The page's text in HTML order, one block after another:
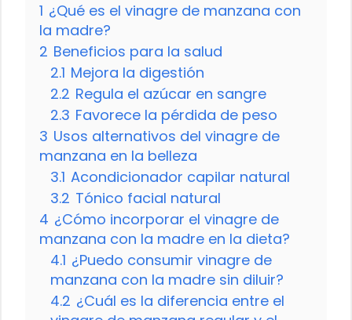
1 ¿Qué es el vinagre de manzana con
la madre?
2 Beneficios para la salud
2.1 Mejora la digestión
2.2 Regula el azúcar en sangre
2.3 Favorece la pérdida de peso
3 Usos alternativos del vinagre de
manzana en la belleza
3.1 Acondicionador capilar natural
3.2 Tónico facial natural
4 ¿Cómo incorporar el vinagre de
manzana con la madre en la dieta?
4.1 ¿Puedo consumir vinagre de
manzana con la madre sin diluir?
4.2 ¿Cuál es la diferencia entre el